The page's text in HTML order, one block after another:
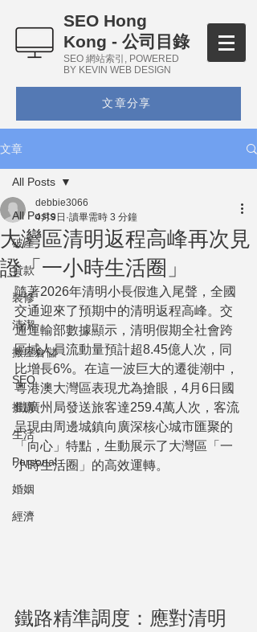
SEO Hong
Kong - 公司目錄
SEO 網站索引, POWERED
BY KEVIN WEB DESIGN
文章分享
文章
All Posts
破產
貸款
裝修
清潔
搬屋倉儲
SEO
推廣
生活
Personal
婚姻
經濟
All Posts
大灣區清明返程高峰再次見
證「一小時生活圈」
debbie3066
4月9日 讀畢需時 3 分鐘
隨著2026年清明小長假進入尾聲，全國
交通迎來了預期中的清明返程高峰。交
通運輸部數據顯示，清明假期全社會跨
區域人員流動量預計超8.45億人次，同
比增長6%。在這一波巨大的遷徙潮中，
粵港澳大灣區表現尤為搶眼，4月6日國
鐵廣州局發送旅客達259.4萬人次，客流
呈現由周邊城鎮向廣深核心城市匯聚的
「向心」特點，生動展示了大灣區「一
小時生活圈」的高效運轉。
鐵路精準調度：應對清明